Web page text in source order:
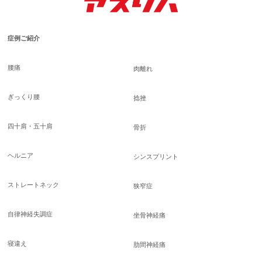
症例ご紹介
腰痛
ぎっくり腰
四十肩・五十肩
ヘルニア
ストレートネック
自律神経失調症
寝違え
肉離れ
捻挫
骨折
シンスプリント
狭窄症
坐骨神経痛
肋間神経痛